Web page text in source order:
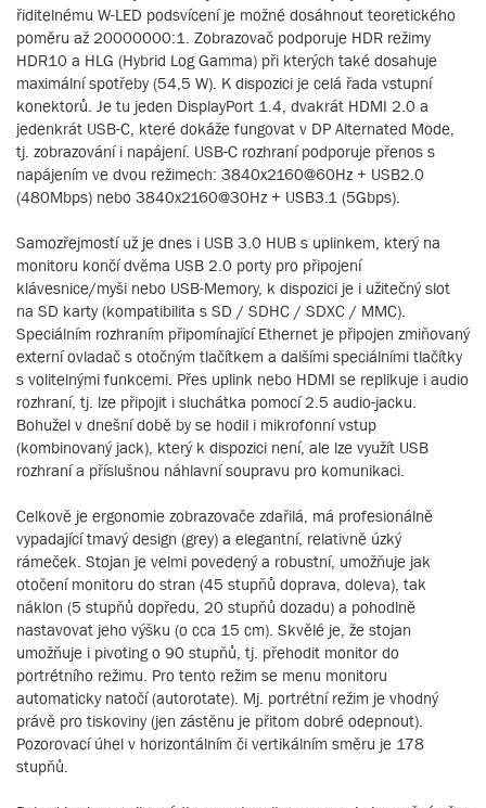
řiditelnému W-LED podsvícení je možné dosáhnout teoretického
poměru až 20000000:1. Zobrazovač podporuje HDR režimy
HDR10 a HLG (Hybrid Log Gamma) při kterých také dosahuje
maximální spotřeby (54,5 W). K dispozici je celá řada vstupní
konektorů. Je tu jeden DisplayPort 1.4, dvakrát HDMI 2.0 a
jedenkrát USB-C, které dokáže fungovat v DP Alternated Mode,
tj. zobrazování i napájení. USB-C rozhraní podporuje přenos s
napájením ve dvou režimech: 3840x2160@60Hz + USB2.0
(480Mbps) nebo 3840x2160@30Hz + USB3.1 (5Gbps).
Samozřejmostí už je dnes i USB 3.0 HUB s uplinkem, který na
monitoru končí dvěma USB 2.0 porty pro připojení
klávesnice/myši nebo USB-Memory, k dispozici je i užitečný slot
na SD karty (kompatibilita s SD / SDHC / SDXC / MMC).
Speciálním rozhraním připomínající Ethernet je připojen zmiňovaný
externí ovladač s otočným tlačítkem a dalšími speciálními tlačítky
s volitelnými funkcemi. Přes uplink nebo HDMI se replikuje i audio
rozhraní, tj. lze připojit i sluchátka pomocí 2.5 audio-jacku.
Bohužel v dnešní době by se hodil i mikrofonní vstup
(kombinovaný jack), který k dispozici není, ale lze využít USB
rozhraní a příslušnou náhlavní soupravu pro komunikaci.
Celkově je ergonomie zobrazovače zdařilá, má profesionálně
vypadající tmavý design (grey) a elegantní, relativně úzký
rámeček. Stojan je velmi povedený a robustní, umožňuje jak
otočení monitoru do stran (45 stupňů doprava, doleva), tak
náklon (5 stupňů dopředu, 20 stupňů dozadu) a pohodlně
nastavovat jeho výšku (o cca 15 cm). Skvělé je, že stojan
umožňuje i pivoting o 90 stupňů, tj. přehodit monitor do
portrétního režimu. Pro tento režim se menu monitoru
automaticky natočí (autorotate). Mj. portrétní režim je vhodný
právě pro tiskoviny (jen zástěnu je přitom dobré odepnout).
Pozorovací úhel v horizontálním či vertikálním směru je 178
stupňů.